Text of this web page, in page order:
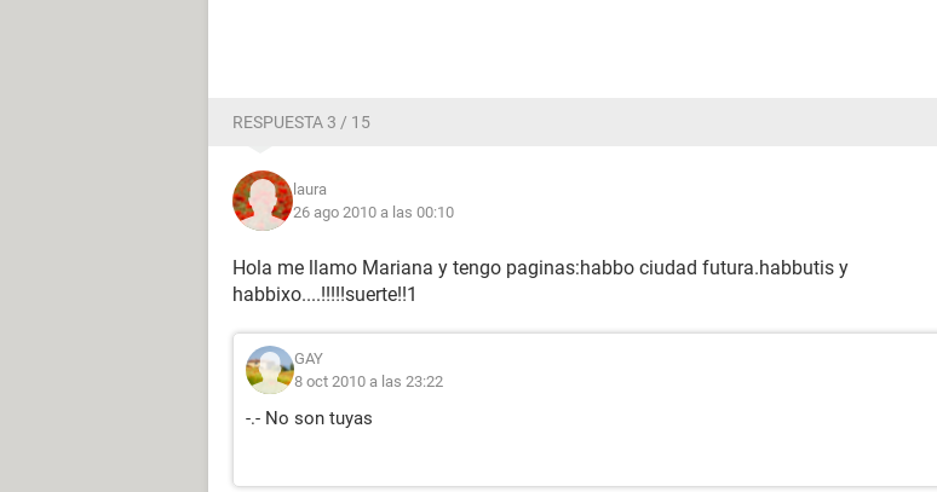
RESPUESTA 3 / 15
laura
26 ago 2010 a las 00:10
Hola me llamo Mariana y tengo paginas:habbo ciudad futura.habbutis y
habbixo....!!!!!suerte!!1
GAY
8 oct 2010 a las 23:22
-.- No son tuyas